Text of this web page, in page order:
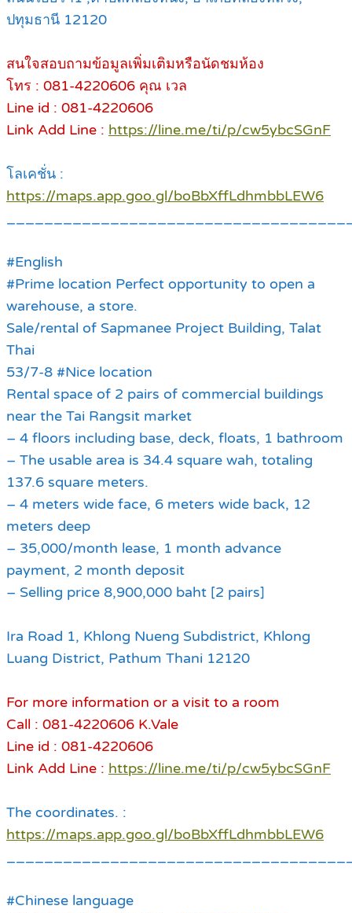
ปทุมธานี 12120
สนใจสอบถามข้อมูลเพิ่มเติมหรือนัดชมห้อง
โทร : 081-4220606 คุณ เวล
Line id : 081-4220606
Link Add Line : https://line.me/ti/p/cw5ybcSGnF
โลเคชั่น :
https://maps.app.goo.gl/boBbXffLdhmbbLEW6
#English
#Prime location Perfect opportunity to open a
warehouse, a store.
Sale/rental of Sapmanee Project Building, Talat
Thai
53/7-8 #Nice location
Rental space of 2 pairs of commercial buildings
near the Tai Rangsit market
– 4 floors including base, deck, floats, 1 bathroom
– The usable area is 34.4 square wah, totaling
137.6 square meters.
– 4 meters wide face, 6 meters wide back, 12
meters deep
– 35,000/month lease, 1 month advance
payment, 2 month deposit
– Selling price 8,900,000 baht [2 pairs]
Ira Road 1, Khlong Nueng Subdistrict, Khlong
Luang District, Pathum Thani 12120
For more information or a visit to a room
Call : 081-4220606 K.Vale
Line id : 081-4220606
Link Add Line : https://line.me/ti/p/cw5ybcSGnF
The coordinates. :
https://maps.app.goo.gl/boBbXffLdhmbbLEW6
#Chinese language